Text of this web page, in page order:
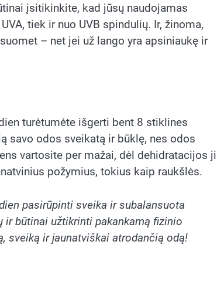
įsitikinkite, kad jūsų naudojamas
tiek ir nuo UVB spindulių. Ir, žinoma,
– net jei už lango yra apsiniaukę ir
turėtumėte išgerti bent 8 stiklines
savo odos sveikatą ir būklę, nes odos
vartosite per mažai, dėl dehidratacijos ji
požymius, tokius kaip raukšlės.
pasirūpinti sveika ir subalansuota
būtinai užtikrinti pakankamą fizinio
sveiką ir jaunatviškai atrodančią odą!